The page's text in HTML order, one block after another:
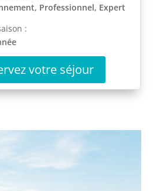
Professionnel, Expert
:
votre séjour